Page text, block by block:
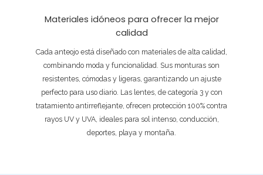
Materiales idóneos para ofrecer la mejor
calidad
Cada anteojo está diseñado con materiales de alta calidad,
combinando moda y funcionalidad. Sus monturas son
resistentes, cómodas y ligeras, garantizando un ajuste
perfecto para uso diario. Las lentes, de categoría 3 y con
tratamiento antirreflejante, ofrecen protección 100% contra
rayos UV y UVA, ideales para sol intenso, conducción,
deportes, playa y montaña.